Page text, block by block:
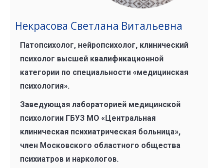
Некрасова Светлана Витальевна
Патопсихолог, нейропсихолог, клинический
психолог высшей квалификационной
категории по специальности «медицинская
психология».
Заведующая лабораторией медицинской
психологии ГБУЗ МО «Центральная
клиническая психиатрическая больница»,
член Московского областного общества
психиатров и наркологов.